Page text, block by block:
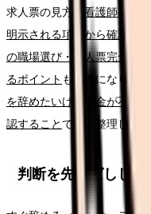
求人票の見方は 看護師の求
明示される項目から確認する
の職場選び・求人票完全ガ
るポイント も参考になりま
を辞めたいけどお金が不安
認すること で先に整理してく
判断を先延ばしし